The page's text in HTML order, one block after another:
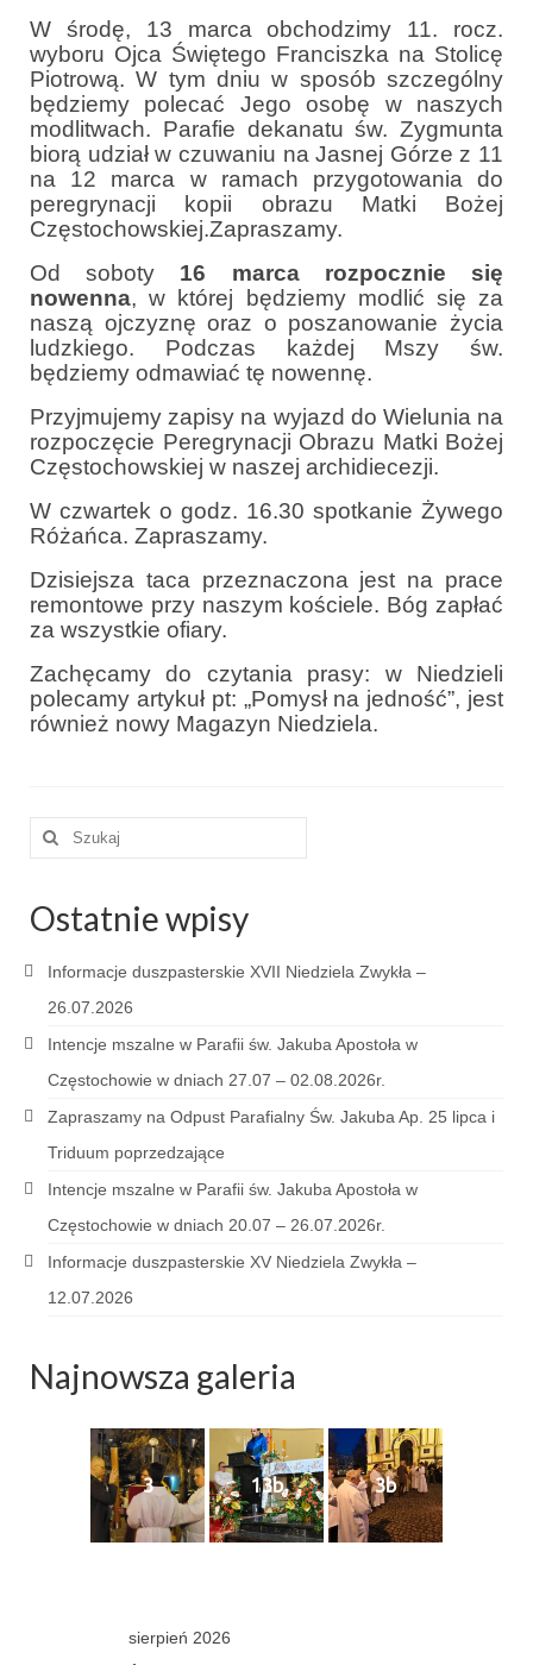
Pracownicy
e-Katolik
Nabożeństwa
Nabożeństwa różne
Pogrzeb katolicki
Sakramenty
Sakrament chrztu
Sakrament eucharystii
Sakrament bierzmowania
Sakrament pojednania
Sakrament małżeństwa
Sakrament kapłaństwa
Sakrament namaszczenia chorych
Galeria
Galerie 2026
Wielki Czwartek 02.04.2026
Wielki Piątek 03.04.2026
Wielka Sobota 04.04.2026
Godzina Miłosierdzia 12.04.2026
Galerie 2025
Pożegnanie Ks. Mateusza 29.06.2025
Zakończenie Oktawy Bożego Ciała
26.06.2025
Galerie 2024
Niedziela Palmowa 24.03.2024
Wigilia Paschalna 30.03.2024
Galerie 2023
Bierzmowanie 27.11.2023
Odpust 2023
Zakończenie oktawy 2023
W środę, 13 marca obchodzimy 11. rocz.
wyboru Ojca Świętego Franciszka na Stolicę
Piotrową. W tym dniu w sposób szczególny
będziemy polecać Jego osobę w naszych
modlitwach. Parafie dekanatu św. Zygmunta
biorą udział w czuwaniu na Jasnej Górze z 11
na 12 marca w ramach przygotowania do
peregrynacji kopii obrazu Matki Bożej
Częstochowskiej.Zapraszamy.
Od soboty 16 marca rozpocznie się
nowenna, w której będziemy modlić się za
naszą ojczyznę oraz o poszanowanie życia
ludzkiego. Podczas każdej Mszy św.
będziemy odmawiać tę nowennę.
Przyjmujemy zapisy na wyjazd do Wielunia na
rozpoczęcie Peregrynacji Obrazu Matki Bożej
Częstochowskiej w naszej archidiecezji.
W czwartek o godz. 16.30 spotkanie Żywego
Różańca. Zapraszamy.
Dzisiejsza taca przeznaczona jest na prace
remontowe przy naszym kościele. Bóg zapłać
za wszystkie ofiary.
Zachęcamy do czytania prasy: w Niedzieli
polecamy artykuł pt: „Pomysł na jedność”, jest
również nowy Magazyn Niedziela.
Szuklaj
Ostatnie wpisy
Informacje duszpasterskie XVII Niedziela Zwykła –
26.07.2026
Intencje mszalne w Parafii św. Jakuba Apostoła w
Częstochowie w dniach 27.07 – 02.08.2026r.
Zapraszamy na Odpust Parafialny Św. Jakuba Ap. 25 lipca i
Triduum poprzedzające
Intencje mszalne w Parafii św. Jakuba Apostoła w
Częstochowie w dniach 20.07 – 26.07.2026r.
Informacje duszpasterskie XV Niedziela Zwykła –
12.07.2026
Najnowsza galeria
3 13b 3b
sierpień 2026